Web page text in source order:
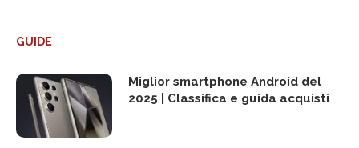
GUIDE
Miglior smartphone Android del
2025 | Classifica e guida acquisti